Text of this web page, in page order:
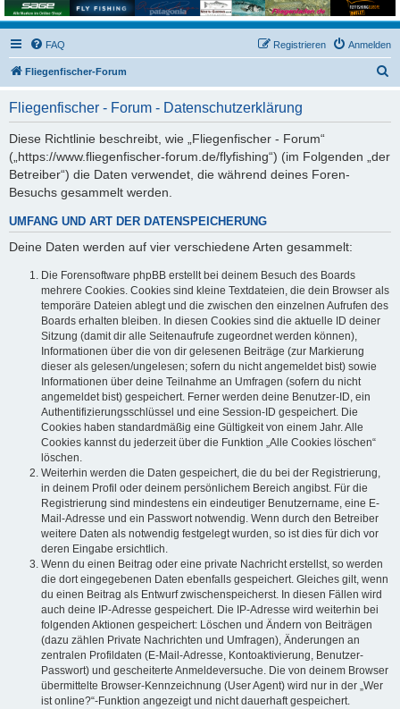
FAQ Anmelden
Registrieren
Fliegenfischer-Forum
Fliegenfischer - Forum - Datenschutzerklärung
Diese Richtlinie beschreibt, wie „Fliegenfischer - Forum“
(„https://www.fliegenfischer-forum.de/flyfishing“) (im Folgenden „der
Betreiber“) die Daten verwendet, die während deines Foren-
Besuchs gesammelt werden.
UMFANG UND ART DER DATENSPEICHERUNG
Deine Daten werden auf vier verschiedene Arten gesammelt:
Die Forensoftware phpBB erstellt bei deinem Besuch des Boards
mehrere Cookies. Cookies sind kleine Textdateien, die dein Browser als
temporäre Dateien ablegt und die zwischen den einzelnen Aufrufen des
Boards erhalten bleiben. In diesen Cookies sind die aktuelle ID deiner
Sitzung (damit dir alle Seitenaufrufe zugeordnet werden können),
Informationen über die von dir gelesenen Beiträge (zur Markierung
dieser als gelesen/ungelesen; sofern du nicht angemeldet bist) sowie
Informationen über deine Teilnahme an Umfragen (sofern du nicht
angemeldet bist) gespeichert. Ferner werden deine Benutzer-ID, ein
Authentifizierungsschlüssel und eine Session-ID gespeichert. Die
Cookies haben standardmäßig eine Gültigkeit von einem Jahr. Alle
Cookies kannst du jederzeit über die Funktion „Alle Cookies löschen“
löschen.
Weiterhin werden die Daten gespeichert, die du bei der Registrierung,
in deinem Profil oder deinem persönlichem Bereich angibst. Für die
Registrierung sind mindestens ein eindeutiger Benutzername, eine E-
Mail-Adresse und ein Passwort notwendig. Wenn durch den Betreiber
weitere Daten als notwendig festgelegt wurden, so ist dies für dich vor
deren Eingabe ersichtlich.
Wenn du einen Beitrag oder eine private Nachricht erstellst, so werden
die dort eingegebenen Daten ebenfalls gespeichert. Gleiches gilt, wenn
du einen Beitrag als Entwurf zwischenspeicherst. In diesen Fällen wird
auch deine IP-Adresse gespeichert. Die IP-Adresse wird weiterhin bei
folgenden Aktionen gespeichert: Löschen und Ändern von Beiträgen
(dazu zählen Private Nachrichten und Umfragen), Änderungen an
zentralen Profildaten (E-Mail-Adresse, Kontoaktivierung, Benutzer-
Passwort) und gescheiterte Anmeldeversuche. Die von deinem Browser
übermittelte Browser-Kennzeichnung (User Agent) wird nur in der „Wer
ist online?“-Funktion angezeigt und nicht dauerhaft gespeichert.